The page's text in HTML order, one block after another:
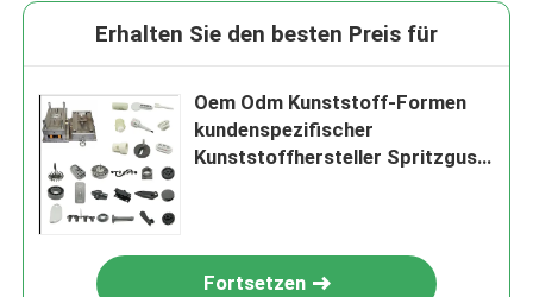
Erhalten Sie den besten Preis für
Oem Odm Kunststoff-Formen
kundenspezifischer
Kunststoffhersteller Spritzguss
Fortsetzen